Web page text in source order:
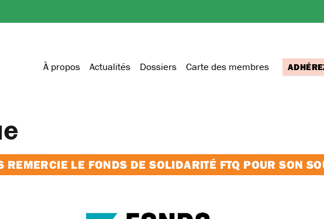
À propos Actualités Dossiers Carte des membres
REMERCIE LE FONDS DE SOLIDARITÉ FTQ POUR SON